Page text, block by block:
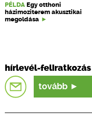
PÉLDA Egy otthoni
házimoziterem akusztikai
megoldása
hírlevél-feliratkozás
tovább